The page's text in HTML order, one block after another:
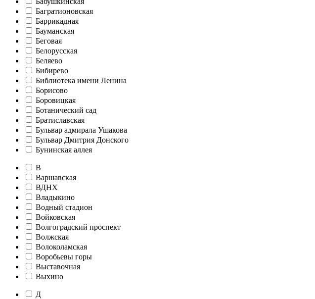
Багратионовская
Баррикадная
Бауманская
Беговая
Белорусская
Беляево
Бибирево
Библиотека имени Ленина
Борисово
Боровицкая
Ботанический сад
Братиславская
Бульвар адмирала Ушакова
Бульвар Дмитрия Донского
Бунинская аллея
В
Варшавская
ВДНХ
Владыкино
Водный стадион
Войковская
Волгоградский проспект
Волжская
Волоколамская
Воробьевы горы
Выставочная
Выхино
Д